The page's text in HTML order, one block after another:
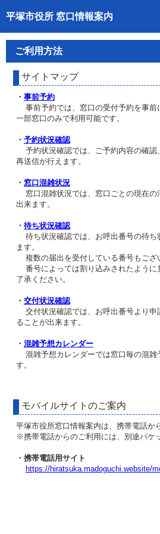
平塚市役所 窓口情報案内
トップページへ
ご利用方法
予約状況確認
窓口混雑状況
待ち状況確認
混雑予想カレンダー
ご利用方法
サイトマップ
・ 事前予約
事前予約では、窓口の受付予約を事前
一部窓口のみで利用可能です。
・ 予約状況確認
予約状況確認では、ご予約内容の確認
再送信が行えます。
・ 窓口混雑状況
窓口混雑状況では、窓口ごとの現在の
出来ます。
・ 待ち状況確認
待ち状況確認では、お呼出番号の待ち
ます。
複数の届出を受付している番号もござ
番号によっては割り込みされたように
了承ください。
・ 交付状況確認
交付状況確認では、お呼出番号より申
ることが出来ます。
・ 混雑予想カレンダー
混雑予想カレンダーでは窓口毎の混雑
す。
モバイルサイトのご案内
平塚市役所窓口情報案内は、携帯電話か
※携帯電話からのご利用には、別途パケ
・携帯電話用サイト
https://hiratsuka.madoguchi.website/